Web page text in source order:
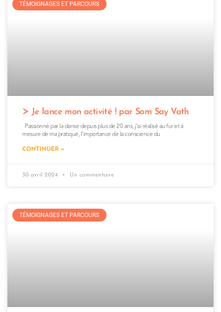
TÉMOIGNAGES ET PARCOURS
Je lance mon activité ! par Som Say Vath
Passionné par la danse depuis plus de 20 ans, j’ai réalisé au fur et à
mesure de ma pratique, l’importance de la conscience du
CONTINUER »
30 avril 2024 Un commentaire
TÉMOIGNAGES ET PARCOURS